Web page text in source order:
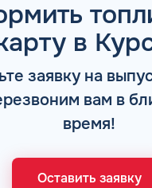
в
заявку на
вам в
время!
Оставить заявку